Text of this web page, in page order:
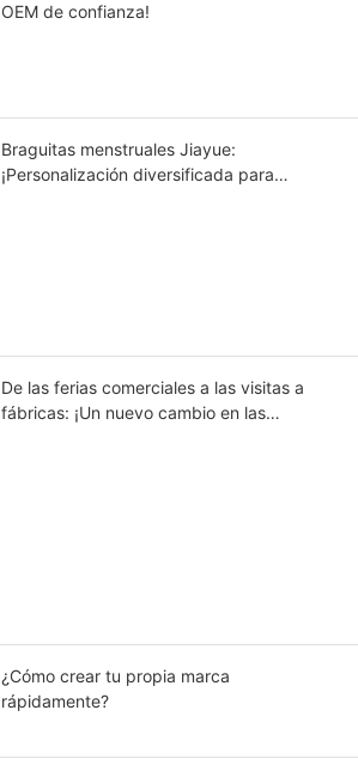
OEM de confianza!
Braguitas menstruales Jiayue:
¡Personalización diversificada para
De las ferias comerciales a las visitas a
fábricas: ¡Un nuevo cambio en las
¿Cómo crear tu propia marca
rápidamente?